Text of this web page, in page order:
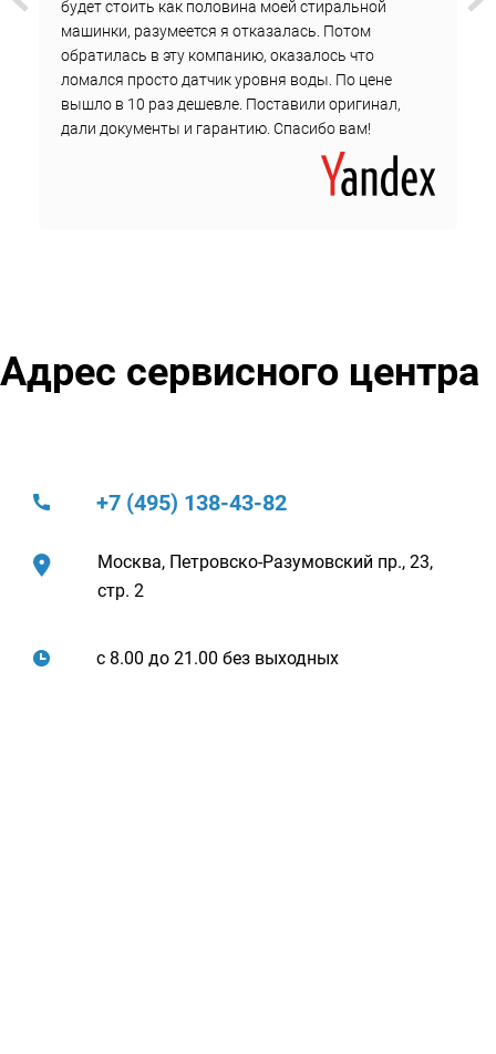
будет стоить как половина моей стиральной
машинки, разумеется я отказалась. Потом
обратилась в эту компанию, оказалось что
ломался просто датчик уровня воды. По цене
вышло в 10 раз дешевле. Поставили оригинал,
дали документы и гарантию. Спасибо вам!
Адрес сервисного центра
+7 (495) 138-43-82
Москва, Петровско-Разумовский пр., 23,
стр. 2
с 8.00 до 21.00 без выходных